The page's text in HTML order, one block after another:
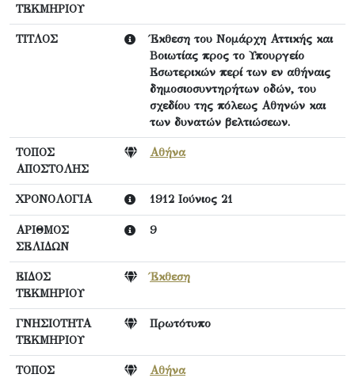
ΤΕΚΜΗΡΙΟΥ
ΤΙΤΛΟΣ
Έκθεση του Νομάρχη Αττικής και
Βοιωτίας προς το Υπουργείο
Εσωτερικών περί των εν αθήναις
δημοσιοσυντηρήτων οδών, του
σχεδίου της πόλεως Αθηνών και
των δυνατών βελτιώσεων.
ΤΟΠΟΣ
ΑΠΟΣΤΟΛΗΣ
Αθήνα
ΧΡΟΝΟΛΟΓΙΑ 1912 Ιούνιος 21
ΑΡΙΘΜΟΣ
ΣΕΛΙΔΩΝ
9
ΕΙΔΟΣ
ΤΕΚΜΗΡΙΟΥ
Έκθεση
ΓΝΗΣΙΟΤΗΤΑ
ΤΕΚΜΗΡΙΟΥ
Πρωτότυπο
ΤΟΠΟΣ
Αθήνα